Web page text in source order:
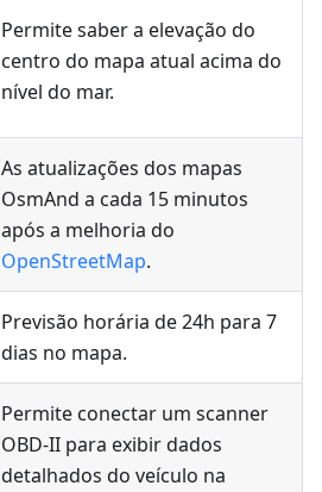
Permite saber a elevação do
centro do mapa atual acima do
nível do mar.
As atualizações dos mapas
OsmAnd a cada 15 minutos
após a melhoria do
OpenStreetMap.
Previsão horária de 24h para 7
dias no mapa.
Permite conectar um scanner
OBD-II para exibir dados
detalhados do veículo na